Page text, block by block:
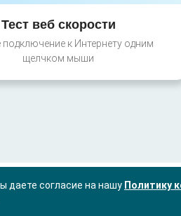
Тест веб скорости
подключение к Интернету одним
щелчком мыши
даете согласие на нашу Политику